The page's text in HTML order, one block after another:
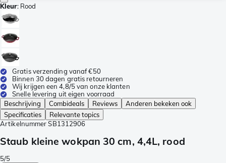
Kleur: Rood
Gratis verzending vanaf €50
Binnen 30 dagen gratis retourneren
Wij krijgen een 4,8/5 van onze klanten
Snelle levering uit eigen voorraad
Beschrijving
Combideals Reviews
Anderen bekeken ook
Specificaties
Relevante topics
Artikelnummer SB1312906
Staub kleine wokpan 30 cm, 4,4L, rood
5/5